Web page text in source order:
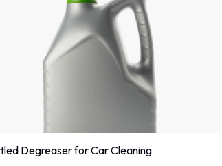
Degreaser for Car Cleaning